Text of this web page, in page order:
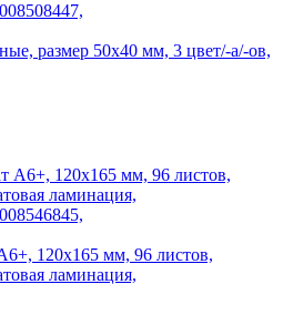
размер 50x40 мм, 3 цвет/-а/-ов,
120х165 мм, 96 листов,
ламинация,